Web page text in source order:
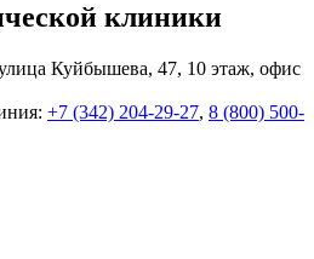
клиники
Куйбышева, 47, 10 этаж, офис
+7 (342) 204-29-27, 8 (800) 500-